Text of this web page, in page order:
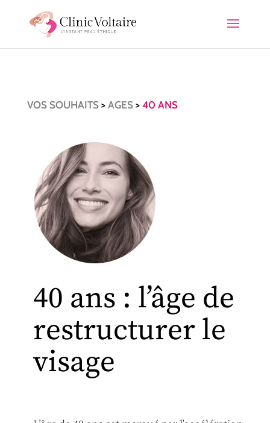
VOS SOUHAITS> AGES> 40 ANS
40 ans : l’âge de
restructurer le
visage